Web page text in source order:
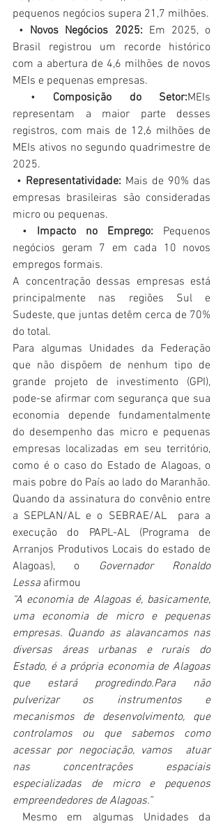
pequenos negócios supera 21,7 milhões.
• Novos Negócios 2025: Em 2025, o
Brasil registrou um recorde histórico
com a abertura de 4,6 milhões de novos
MEIs e pequenas empresas.
• Composição do Setor:MEIs
representam a maior parte desses
registros, com mais de 12,6 milhões de
MEIs ativos no segundo quadrimestre de
2025.
• Representatividade: Mais de 90% das
empresas brasileiras são consideradas
micro ou pequenas.
• Impacto no Emprego: Pequenos
negócios geram 7 em cada 10 novos
empregos formais.
A concentração dessas empresas está
principalmente nas regiões Sul e
Sudeste, que juntas detêm cerca de 70%
do total.
Para algumas Unidades da Federação
que não dispõem de nenhum tipo de
grande projeto de investimento (GPI),
pode-se afirmar com segurança que sua
economia depende fundamentalmente
do desempenho das micro e pequenas
empresas localizadas em seu território,
como é o caso do Estado de Alagoas, o
mais pobre do País ao lado do Maranhão.
Quando da assinatura do convênio entre
a SEPLAN/AL e o SEBRAE/AL  para a
execução do PAPL-AL (Programa de
Arranjos Produtivos Locais do estado de
Alagoas), o
Governador Ronaldo
Lessa afirmou
“A economia de Alagoas é, basicamente,
uma economia de micro e pequenas
empresas. Quando as alavancamos nas
diversas áreas urbanas e rurais do
Estado, é a própria economia de Alagoas
que estará progredindo.Para não
pulverizar os instrumentos e
mecanismos de desenvolvimento, que
controlamos ou que sabemos como
acessar por negociação, vamos  atuar
nas concentrações espaciais
especializadas de micro e pequenos
empreendedores de Alagoas.”
Mesmo em algumas Unidades da